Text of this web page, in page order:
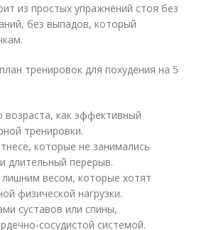
из простых упражнений стоя без
без выпадов, который
тренировок для похудения на 5
как эффективный
тренировки.
которые не занимались
длительный перерыв.
весом, которые хотят
физической нагрузки.
суставов или спины,
сосудистой системой.